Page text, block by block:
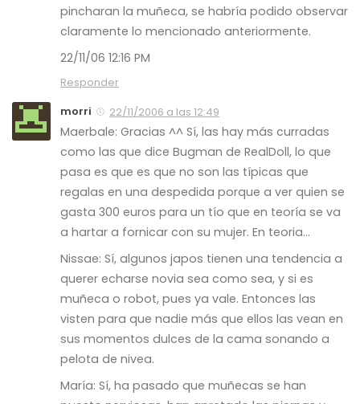
pincharan la muñeca, se habría podido observar
claramente lo mencionado anteriormente.
22/11/06 12:16 PM
Responder
morri
22/11/2006 a las 12:49
Maerbale: Gracias ^^ Sí, las hay más curradas
como las que dice Bugman de RealDoll, lo que
pasa es que es que no son las típicas que
regalas en una despedida porque a ver quien se
gasta 300 euros para un tío que en teoría se va
a hartar a fornicar con su mujer. En teoria…
Nissae: Sí, algunos japos tienen una tendencia a
querer echarse novia sea como sea, y si es
muñeca o robot, pues ya vale. Entonces las
visten para que nadie más que ellos las vean en
sus momentos dulces de la cama sonando a
pelota de nivea.
María: Sí, ha pasado que muñecas se han